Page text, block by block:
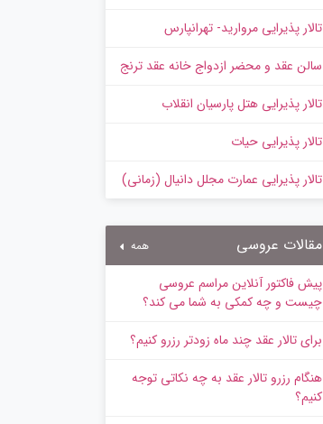
تالار پذیرایی مروارید- تهرانپارس
سالن عقد و محضر ازدواج خانه عقد ترنج
تالار پذیرایی هتل پارسیان انقلاب
تالار پذیرایی حیات
تالار پذیرایی عمارت مجلل دانیال (زمانی)
مقالات عروسی همه
پیش‌ فاکتور آنلاین مراسم عروسی
چیست و چه کمکی به شما می کند؟
برای تالار عقد چند ماه زودتر رزرو کنیم؟
هنگام رزرو تالار عقد به چه نکاتی توجه
کنیم؟